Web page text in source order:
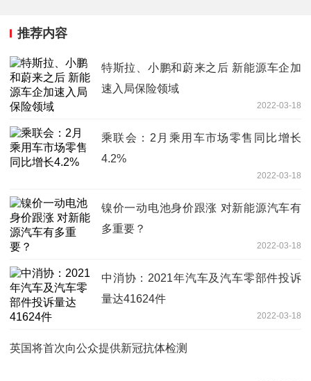
推荐内容
特斯拉、小鹏和蔚来之后 新能源车企加
速入局保险领域
2022-03-18
乘联会：2月乘用车市场零售同比增长
4.2%
2022-03-18
镍价一动电池身价跟涨 对新能源汽车有
多重要？
2022-03-18
中消协：2021年汽车及汽车零部件投诉
量达41624件
2022-03-18
英国将首次向公众提供新冠抗体检测